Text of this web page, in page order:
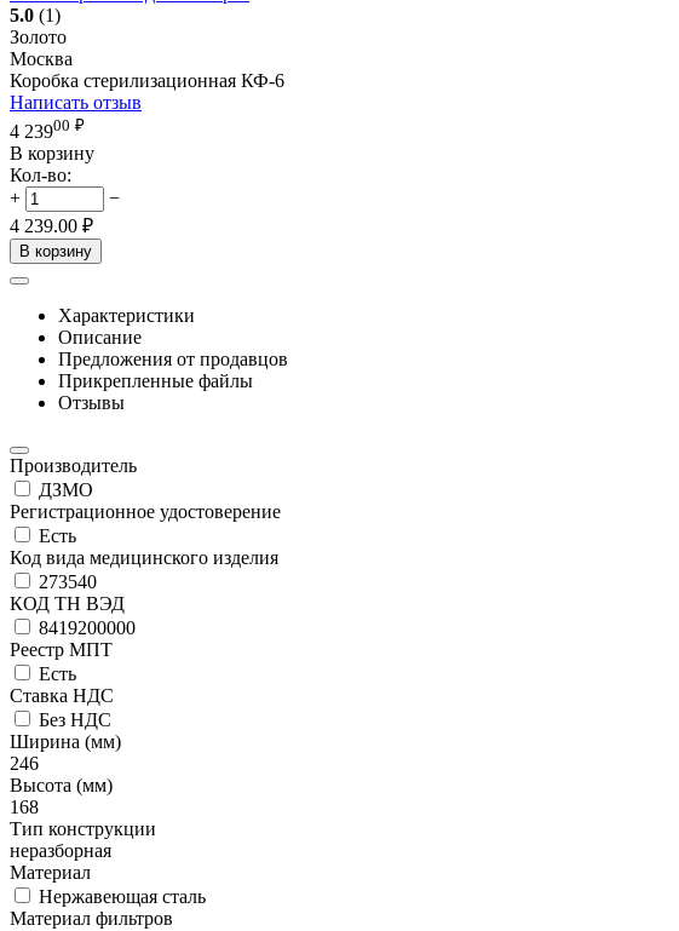
5.0 (1)
Золото
Москва
Коробка стерилизационная КФ-6
Написать отзыв
4 23900 ₽
В корзину
Кол-во:
+
−
4 239.00 ₽
В корзину
Характеристики
Описание
Предложения от продавцов
Прикрепленные файлы
Отзывы
Производитель
ДЗМО
Регистрационное удостоверение
Есть
Код вида медицинского изделия
273540
КОД ТН ВЭД
8419200000
Реестр МПТ
Есть
Ставка НДС
Без НДС
Ширина (мм)
246
Высота (мм)
168
Тип конструкции
неразборная
Материал
Нержавеющая сталь
Материал фильтров